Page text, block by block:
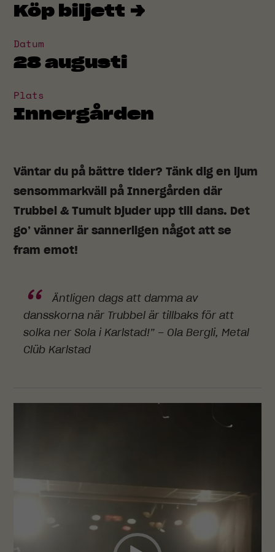
Köp biljett →
Datum
28 augusti
Plats
Innergården
Väntar du på bättre tider? Tänk dig en ljum
sensommarkväll på Innergården där
Trubbel & Tumult bjuder upp till dans. Det
go’ vänner är sannerligen något att se
fram emot!
Äntligen dags att damma av
dansskorna när Trubbel är tillbaks för att
solka ner Sola i Karlstad!” – Ola Bergli, Metal
Clüb Karlstad